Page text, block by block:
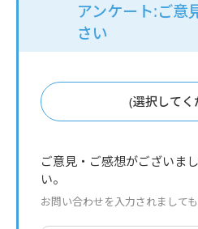
アンケート:ご意
さい
(選択してく
ご意見・ご感想がございま
い。
お問い合わせを入力されまして